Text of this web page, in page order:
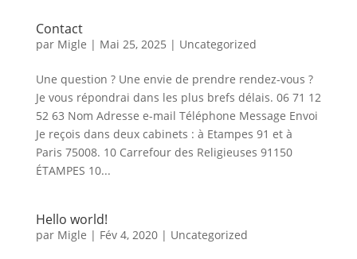
Contact
par Migle | Mai 25, 2025 | Uncategorized
Une question ? Une envie de prendre rendez-vous ?
Je vous répondrai dans les plus brefs délais. 06 71 12
52 63 Nom Adresse e-mail Téléphone Message Envoi
Je reçois dans deux cabinets : à Etampes 91 et à
Paris 75008. 10 Carrefour des Religieuses 91150
ÉTAMPES 10...
Hello world!
par Migle | Fév 4, 2020| Uncategorized